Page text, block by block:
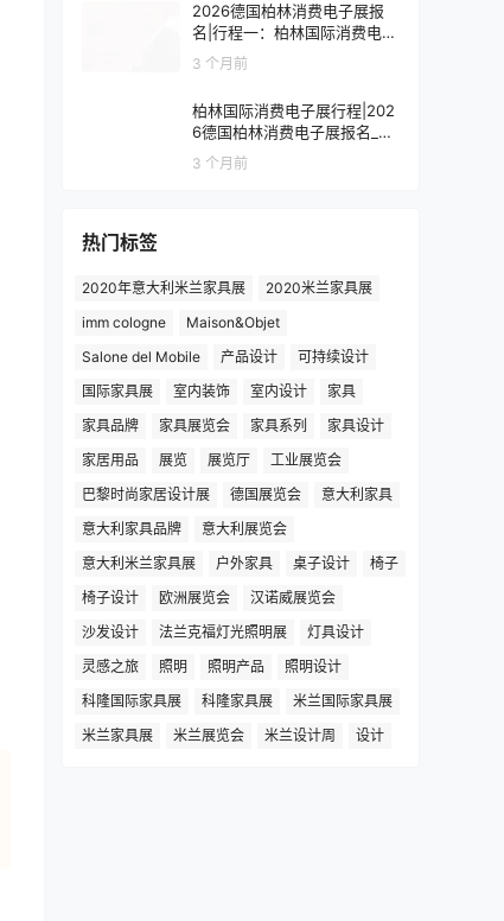
2026德国柏林消费电子展报
名|行程一：柏林国际消费电子
展观展7天
3 个月前
柏林国际消费电子展行程|202
6德国柏林消费电子展报名_价
格_门票_签证
3 个月前
热门标签
2020年意大利米兰家具展
2020米兰家具展
imm cologne
Maison&Objet
Salone del Mobile
产品设计
可持续设计
国际家具展
室内装饰 室内设计
家具
家具品牌
家具展览会 家具系列
家具设计
家居用品
展览 展览厅
工业展览会
巴黎时尚家居设计展
德国展览会
意大利家具
意大利家具品牌
意大利展览会
意大利米兰家具展
户外家具 桌子设计
椅子
椅子设计
欧洲展览会
汉诺威展览会
沙发设计
法兰克福灯光照明展
灯具设计
灵感之旅
照明 照明产品
照明设计
科隆国际家具展
科隆家具展
米兰国际家具展
米兰家具展
米兰展览会 米兰设计周 设计